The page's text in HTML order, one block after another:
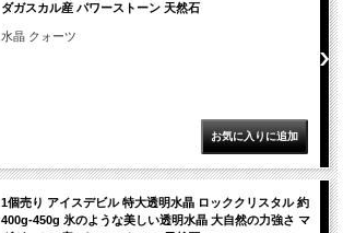
ダガスカル産 パワーストーン 天然石
水晶 クォーツ
1個売り アイスデビル 特大透明水晶 ロッククリスタル 約
400g-450g 氷のような美しい透明水晶 大自然の力強さ マ